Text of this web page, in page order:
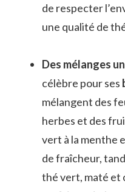
de respecter
une qualité de
Des mélanges
célèbre pour ses
mélangent des
herbes et des
vert à la menthe
de fraîcheur,
thé vert, maté et